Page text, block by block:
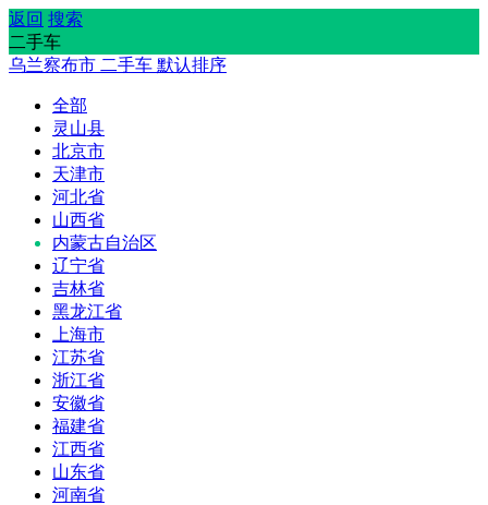
返回 搜索
二手车
乌兰察布市 二手车 默认排序
全部
灵山县
北京市
天津市
河北省
山西省
内蒙古自治区
辽宁省
吉林省
黑龙江省
上海市
江苏省
浙江省
安徽省
福建省
江西省
山东省
河南省